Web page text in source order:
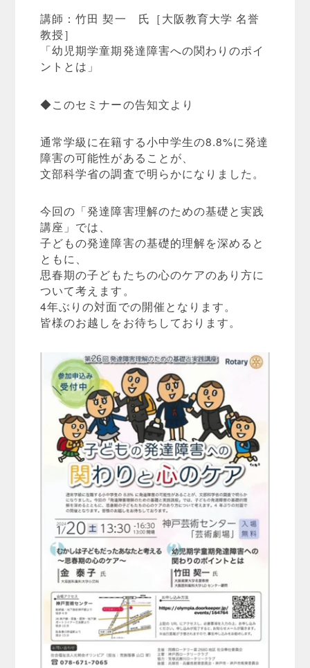
講師：竹田 契一 氏［大阪教育大学 名誉
教授］
「幼児期学童期発達障害への関わりのポイ
ントとは」
◆このセミナーの告知文より
通常学級に在籍する小中学生の8.8%に発達
障害の可能性があることが、
文部科学省の調査で明らかになりました。
今回の「発達障害理解のための基礎と実践
講座」では、
子どもの発達障害の基礎的理解を深めると
ともに、
思春期の子どもたちの心のケアのあり方に
ついて考えます。
4年ぶりの対面での開催となります。
皆様のお越しをお待ちしております。